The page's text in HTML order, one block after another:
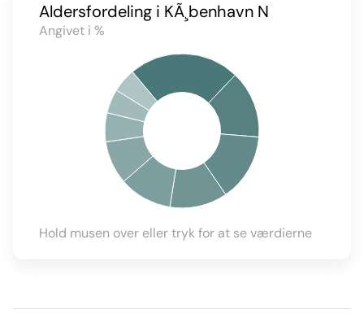
Aldersfordeling i KÃ¸benhavn N
Angivet i %
Hold musen over eller tryk for at se værdierne